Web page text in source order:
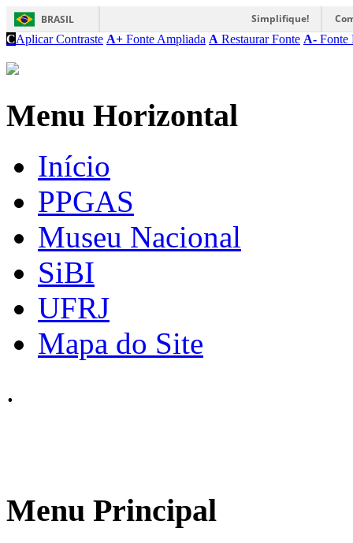
BRASIL Simplifique!
CAplicar Contraste A+ Fonte Ampliada A Restaurar Fonte A- Fonte
Menu Horizontal
Início
PPGAS
Museu Nacional
SiBI
UFRJ
Mapa do Site
.
Menu Principal